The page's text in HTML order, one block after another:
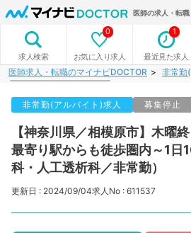
医師の求人・転
求人検索 お気に入り求人
0
最近見た求人
1
医師求人・転職のマイナビDOCTOR 非常勤
非常勤(アルバイト)求人 募集停止
【神奈川県／相模原市】木曜
最寄り駅からも徒歩圏内～1日
科・人工透析科／非常勤）
更新日 : 2024/09/04求人No : 611537